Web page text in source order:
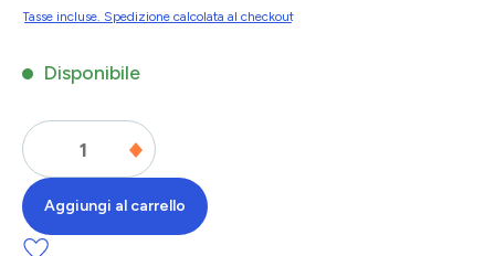
Tasse incluse. Spedizione calcolata al checkout
Disponibile
Aggiungi al carrello